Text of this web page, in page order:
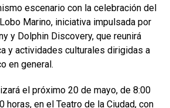
escenario con la celebración del
Marino, iniciativa impulsada por
y Dolphin Discovery, que reunirá
y actividades culturales dirigidas a
en general.
el próximo 20 de mayo, de 8:00
horas, en el Teatro de la Ciudad, con